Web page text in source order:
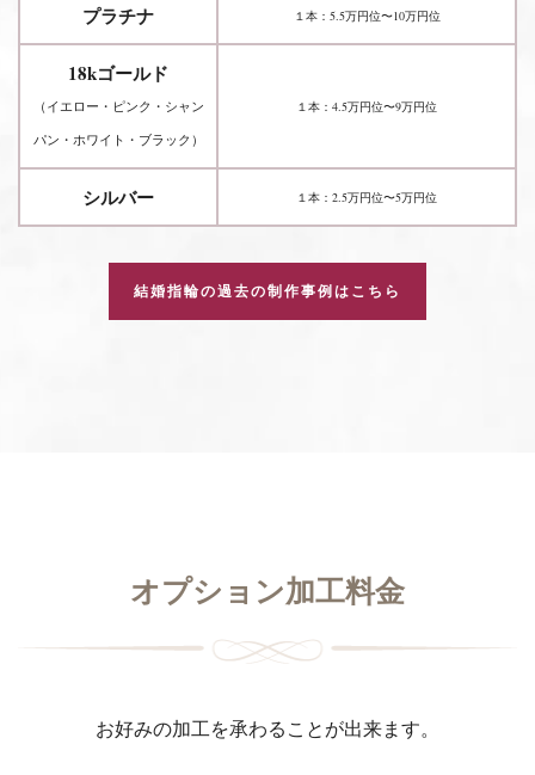
プラチナ １本：5.5万円位〜10万円位
18kゴールド
（イエロー・ピンク・シャン
パン・ホワイト・ブラック）
１本：4.5万円位〜9万円位
シルバー １本：2.5万円位〜5万円位
結婚指輪の過去の制作事例はこちら
オプション加工料金
お好みの加工を承わることが出来ます。